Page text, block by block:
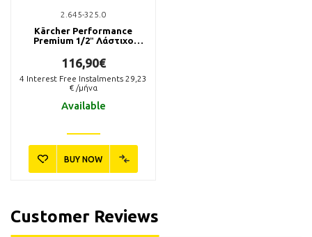
2.645-325.0
Kärcher Performance
Premium 1/2″ Λάστιχο
116,90€
4 Interest Free Instalments 29,23
€ /μήνα
Available
BUY NOW
Customer Reviews